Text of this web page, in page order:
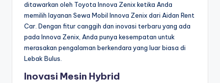
ditawarkan oleh Toyota Innova Zenix ketika Anda
memilih layanan Sewa Mobil Innova Zenix dari Aidan Rent
Car. Dengan fitur canggih dan inovasi terbaru yang ada
pada Innova Zenix, Anda punya kesempatan untuk
merasakan pengalaman berkendara yang luar biasa di
Lebak Bulus.
Inovasi Mesin Hybrid